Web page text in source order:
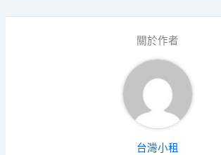
關於作者
台灣小租